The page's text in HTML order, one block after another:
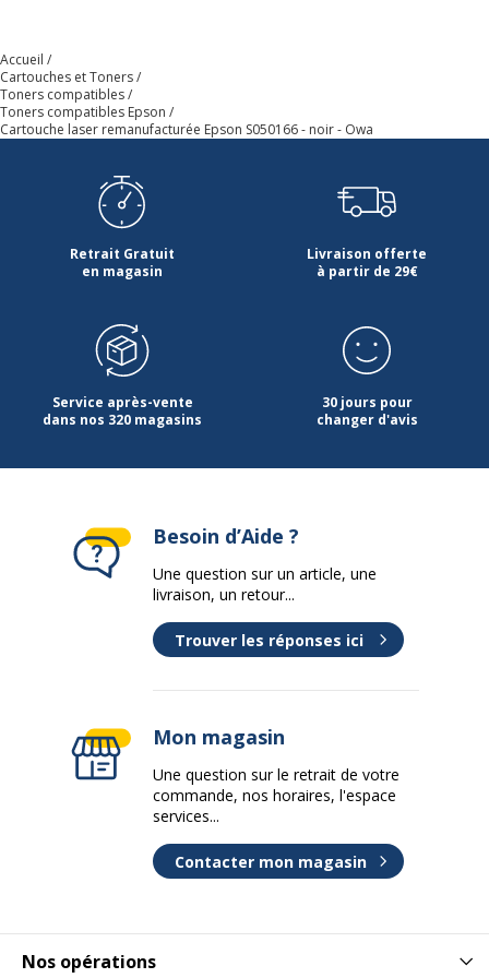
Accueil
Cartouches et Toners
Toners compatibles
Toners compatibles Epson
Cartouche laser remanufacturée Epson S050166 - noir - Owa
Retrait Gratuit
en magasin
Livraison offerte
à partir de 29€
Service après-vente
dans nos 320 magasins
30 jours pour
changer d'avis
Nos opérations
Besoin d’Aide ?
Une question sur un article, une
livraison, un retour...
Trouver les réponses ici
Mon magasin
Une question sur le retrait de votre
commande, nos horaires, l'espace
services...
Contacter mon magasin